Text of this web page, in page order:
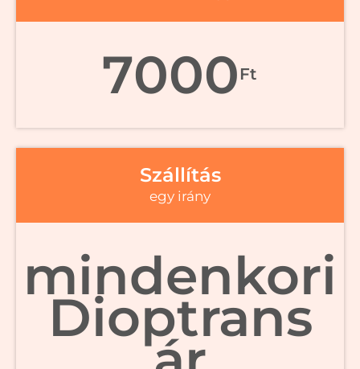
7000 Ft
Szállítás
egy irány
mindenkori
Dioptrans